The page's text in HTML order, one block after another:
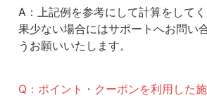
A：上記例を参考にして計算をして
果少ない場合にはサポートへお問い
うお願いいたします。
Q：ポイント・クーポンを利用した